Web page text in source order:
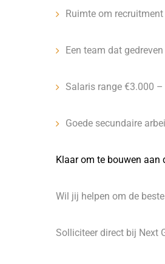
Ruimte om
Een team dat
Salaris range €3.000
Goede secundaire
Klaar om te bouwen aan
Wil jij helpen om de
Solliciteer direct bij Next